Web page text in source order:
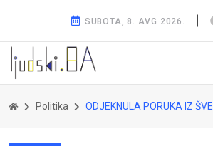
SUBOTA, 8. AVG 2026.
Politika ODJEKNULA PORUKA IZ ŠVEDSKE: Ugledni Banjalučanin prozreo namjere Dodika i Stevandića